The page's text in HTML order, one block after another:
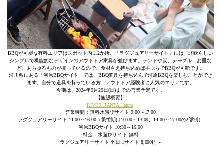
BBQが可能な有料エリアはスポット内に2か所。「ラグジュアリーサイト」には、北欧らしい
シンプルで機能的なデザインのアウトドア家具が並びます。テントや炭、テーブル、お皿な
ど、あらゆるものが揃っているので、食材さえ持ち込めば手ぶらでBBQが可能です。
河川敷にある「河原BBQサイト」では、BBQ道具を持ち込んで河原BBQを楽しむことができ
ます。自分で道具を持っている方、アウトドア経験者に人気のエリアです。
今期は、2024年9月29日(日)までの営業予定です。
【施設概要】
RIVER RANTA Hanno
営業時間：無料水遊びサイト 9:00～17:00
ラグジュアリーサイト 11:00～16:00（繁忙期は10:00～13:00、14:00～17:00の2部制）
河原BBQサイト 10:30～16:00
料金：水遊びサイト 無料
ラグジュアリーサイト 平日 1サイト 8,000円～